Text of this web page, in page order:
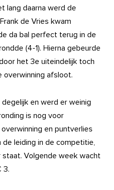
lang daarna werd de
de Vries kwam
da bal perfect terug in de
(4-1). Hierna gebeurde
het 3e uiteindelijk toch
overwinning afsloot.
en werd er weinig
is nog voor
en puntverlies
leiding in de competitie,
staat. Volgende week wacht
3.